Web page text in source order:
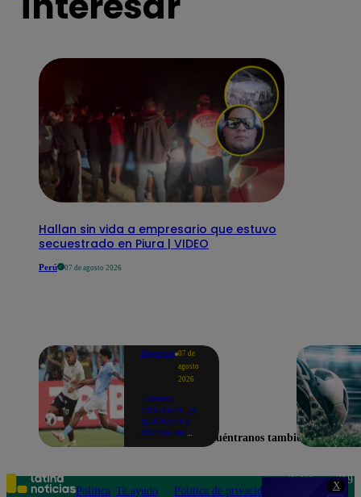
X
Hallan sin vida a empresario que estuvo
secuestrado en Piura | VIDEO
Perú 07 de agosto 2026
Deportes 07 de
agosto
2026
Torneo
Clausura: ¿A
qué hora y
dónde ver
fecha 4?
Encuéntranos también en
Política Te ayudo Política de privacidad
Teléfono: 219